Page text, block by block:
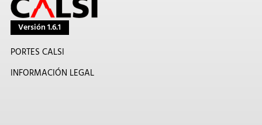
Versión 1.6.1
PORTES CALSI
INFORMACIÓN LEGAL